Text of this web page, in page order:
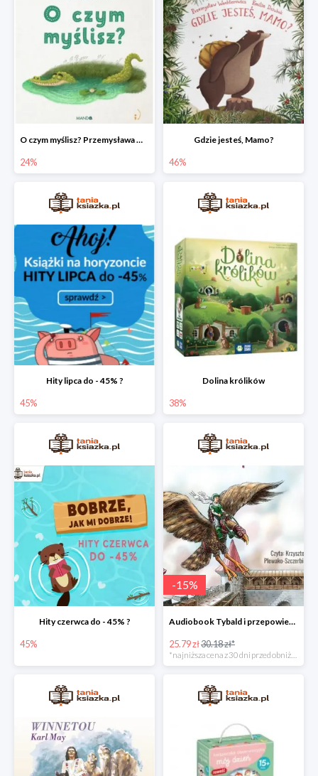
O czym myślisz? Przemysława Wechterowicza
24%
Gdzie jesteś, Mamo?
46%
Hity lipca do - 45% ?
45%
Dolina królików
38%
Hity czerwca do - 45% ?
45%
-15%
Audiobook Tybald i przepowiednia Studni Praprzodków
25.79 zł30.18 zł*
*najniższa cena z 30 dni przed obniżką